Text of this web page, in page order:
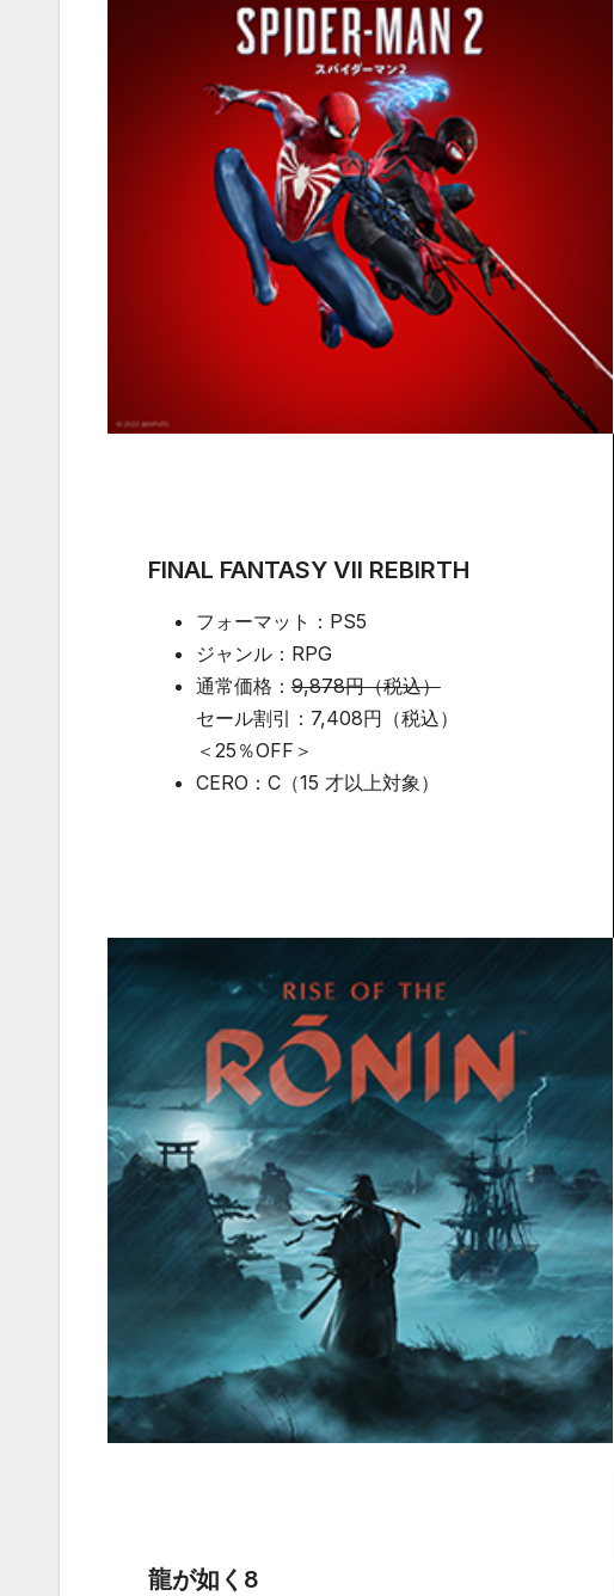
FINAL FANTASY VII REBIRTH
フォーマット：PS5
ジャンル：RPG
通常価格：9,878円（税込）
セール割引：7,408円（税込）
＜25％OFF＞
CERO：C（15 才以上対象）
龍が如く8